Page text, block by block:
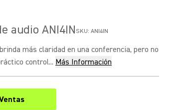
audio ANI4INSKU: ANI4IN
más claridad en una conferencia, pero no
control... Más Información